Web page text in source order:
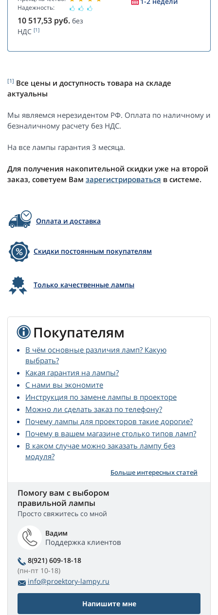
Надежность:
10 517,53 руб. без
НДС [1]
[1] Все цены и доступность товара на складе
актуальны
Мы являемся нерезидентом РФ. Оплата по наличному и
безналичному расчету без НДС.
На все лампы гарантия 3 месяца.
Для получения накопительной скидки уже на второй
заказ, советуем Вам зарегистрироваться в системе.
Оплата и доставка
Скидки постоянным покупателям
Только качественные лампы
Покупателям
В чём основные различия ламп? Какую
выбрать?
Какая гарантия на лампы?
С нами вы экономите
Инструкция по замене лампы в проекторе
Можно ли сделать заказ по телефону?
Почему лампы для проекторов такие дорогие?
Почему в вашем магазине столько типов ламп?
В каком случае можно заказать лампу без
модуля?
Больше интересных статей
Помогу вам с выбором
правильной лампы
Просто свяжитесь со мной
Вадим
Поддержка клиентов
8(921) 609-18-18
(пн-пт 10-18)
info@proektory-lampy.ru
Напишите мне